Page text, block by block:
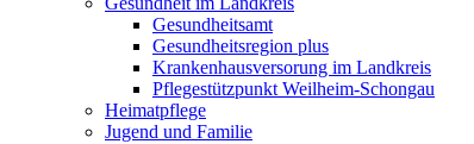
Gesundheitsamt
Gesundheitsregion plus
Krankenhausversorung im Landkreis
Pflegestützpunkt Weilheim-Schongau
Heimatpflege
Jugend und Familie